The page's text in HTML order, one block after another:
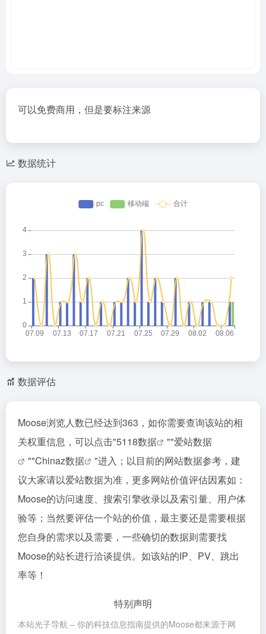
可以免费商用，但是要标注来源
数据统计
数据评估
Moose浏览人数已经达到363，如你需要查询该站的相
关权重信息，可以点击"5118数据 ""爱站数据
""Chinaz数据
"进入；以目前的网站数据参考，建
议大家请以爱站数据为准，更多网站价值评估因素如：
Moose的访问速度、搜索引擎收录以及索引量、用户体
验等；当然要评估一个站的价值，最主要还是需要根据
您自身的需求以及需要，一些确切的数据则需要找
Moose的站长进行洽谈提供。如该站的IP、PV、跳出
率等！
特别声明
本站光子导航 – 你的科技信息指南提供的Moose都来源于网